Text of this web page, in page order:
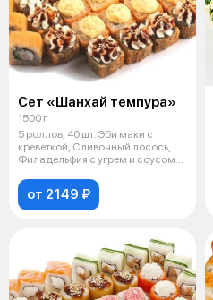
Сет «Шанхай темпура»
1500 г
5 роллов, 40 шт. Эби маки с
креветкой, Сливочный лосось,
Филадельфия с угрем и соусом
от 2149 ₽